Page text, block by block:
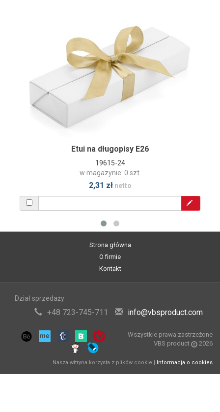
Etui na długopisy E26
19615-24
w magazynie: 0 szt.
2,31 złnetto
Strona główna
O firmie
Kontakt
Dział sprzedaży
+48 723-745-711 info@vbsproduct.com
Wszystkie prawa zastrzeżone
VBS product
2026
Nasza witryna korzysta z plików cookie | Informacja o cookies